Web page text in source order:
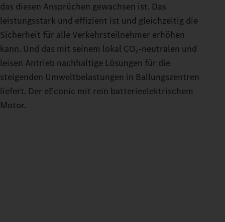
das diesen Ansprüchen gewachsen ist. Das
leistungsstark und effizient ist und gleichzeitig die
Sicherheit für alle Verkehrsteilnehmer erhöhen
kann. Und das mit seinem lokal CO₂‑neutralen und
leisen Antrieb nachhaltige Lösungen für die
steigenden Umweltbelastungen in Ballungszentren
liefert. Der eEconic mit rein batterieelektrischem
Motor.